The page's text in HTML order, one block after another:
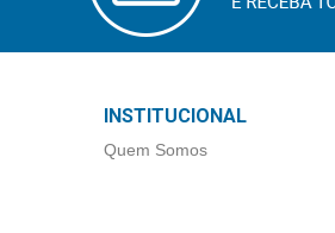
Primeiros
INSTITUCIONAL
Quem Somos